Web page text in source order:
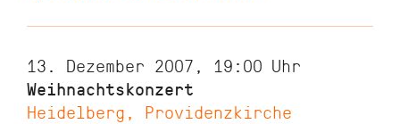
13. Dezember 2007, 19:00 Uhr
Weihnachtskonzert
Heidelberg, Providenzkirche